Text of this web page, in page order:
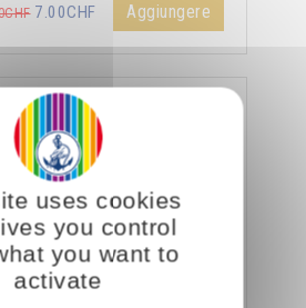
7.00CHF Aggiungere
forza del cielo
uses cookies
you control
you want to
activate